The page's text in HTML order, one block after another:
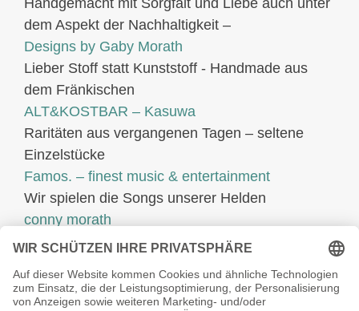
dem Aspekt der Nachhaltigkeit –
Designs by Gaby Morath
Lieber Stoff statt Kunststoff - Handmade aus
dem Fränkischen
ALT&KOSTBAR – Kasuwa
Raritäten aus vergangenen Tagen – seltene
Einzelstücke
Famos. – finest music & entertainment
Wir spielen die Songs unserer Helden
conny morath
stimme – sprache – ausdruck